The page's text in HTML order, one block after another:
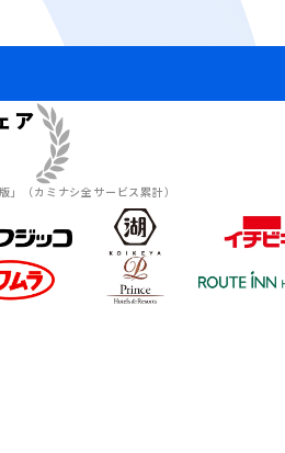
ア
（カミナシ全サービス累計）